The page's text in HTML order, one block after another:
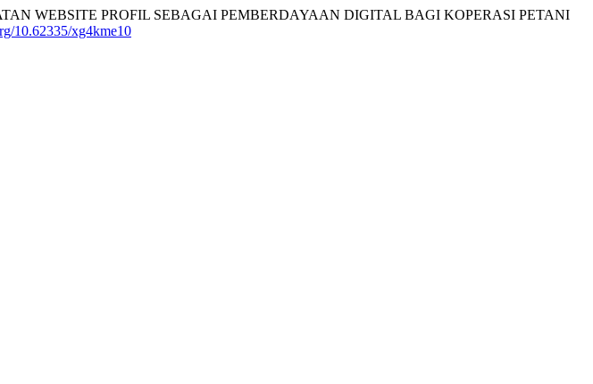
WEBSITE PROFIL SEBAGAI PEMBERDAYAAN DIGITAL BAGI KOPERASI PETANI
10.62335/xg4kme10